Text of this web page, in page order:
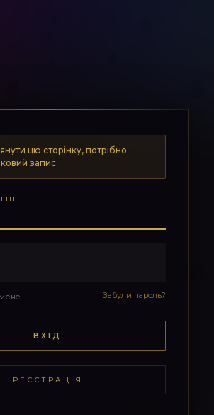
цю сторінку, потрібно
запис
Забули пароль?
ВХІД
РЕЄСТРАЦІЯ